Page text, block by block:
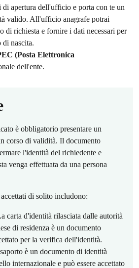
apertura dell'ufficio e porta con te un
valido. All'ufficio anagrafe potrai
di richiesta e fornire i dati necessari per
di nascita.
(Posta Elettronica
dell'ente.
è obbligatorio presentare un
corso di validità. Il documento
l'identità del richiedente e
venga effettuata da una persona
di solito includono:
carta d'identità rilasciata dalle autorità
di residenza è un documento
per la verifica dell'identità.
è un documento di identità
internazionale e può essere accettato